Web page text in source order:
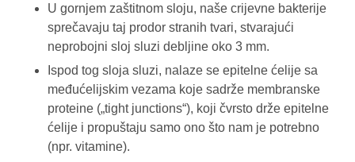
U gornjem zaštitnom sloju, naše crijevne bakterije
sprečavaju taj prodor stranih tvari, stvarajući
neprobojni sloj sluzi debljine oko 3 mm.
Ispod tog sloja sluzi, nalaze se epitelne ćelije sa
međućelijskim vezama koje sadrže membranske
proteine („tight junctions“), koji čvrsto drže epitelne
ćelije i propuštaju samo ono što nam je potrebno
(npr. vitamine).